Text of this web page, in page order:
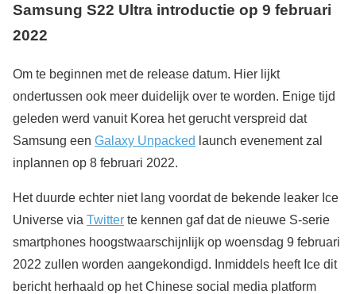
Samsung S22 Ultra introductie op 9 februari
2022
Om te beginnen met de release datum. Hier lijkt
ondertussen ook meer duidelijk over te worden. Enige tijd
geleden werd vanuit Korea het gerucht verspreid dat
Samsung een Galaxy Unpacked launch evenement zal
inplannen op 8 februari 2022.
Het duurde echter niet lang voordat de bekende leaker Ice
Universe via Twitter te kennen gaf dat de nieuwe S-serie
smartphones hoogstwaarschijnlijk op woensdag 9 februari
2022 zullen worden aangekondigd. Inmiddels heeft Ice dit
bericht herhaald op het Chinese social media platform